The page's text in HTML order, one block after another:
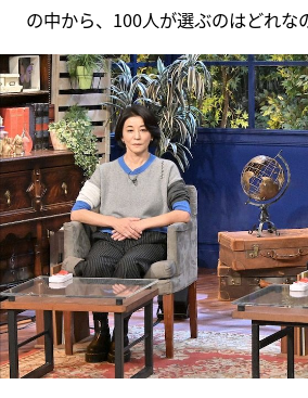
の中から、100人が選ぶのはどれな